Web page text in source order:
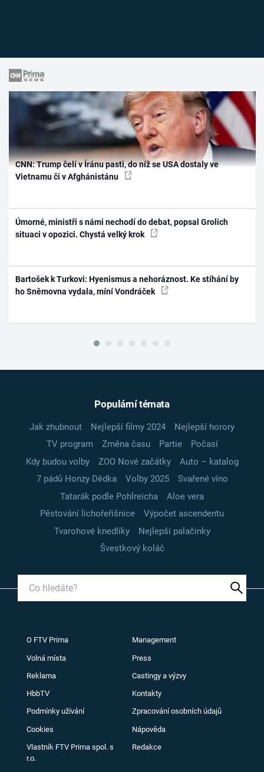
CNN: Trump čelí v Íránu pasti, do níž se USA dostaly ve
Vietnamu či v Afghánistánu
Úmorné, ministři s námi nechodí do debat, popsal Grolich
situaci v opozici. Chystá velký krok
Bartošek k Turkovi: Hyenismus a nehoráznost. Ke stíhání by
ho Sněmovna vydala, míní Vondráček
Populární témata
Jak zhubnout Nejlepší filmy 2024
Nejlepší horory
TV program
Změna času Partie
Počasí
Kdy budou volby
ZOO Nové začátky
Auto – katalog
7 pádů Honzy Dědka
Volby 2025
Svařené víno
Tatarák podle Pohlreicha
Aloe vera
Pěstování lichořeřišnice
Výpočet ascendentu
Tvarohové knedlíky
Nejlepší palačinky
Švestkový koláč
O FTV Prima Management
Volná místa Press
Reklama Castingy a výzvy
HbbTV Kontakty
Podmínky užívání Zpracování osobních údajů
Cookies Nápověda
Vlastník FTV Prima spol. s
r.o.
Redakce